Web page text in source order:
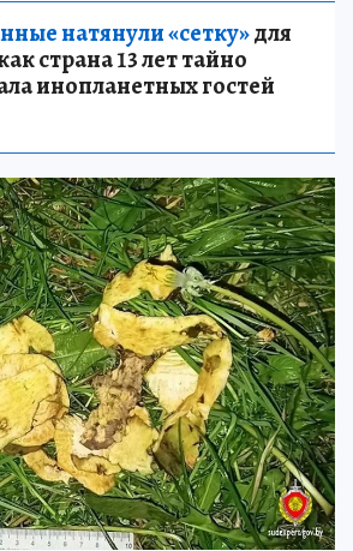
натянули «сетку»для
страна 13 лет тайно
инопланетных гостей